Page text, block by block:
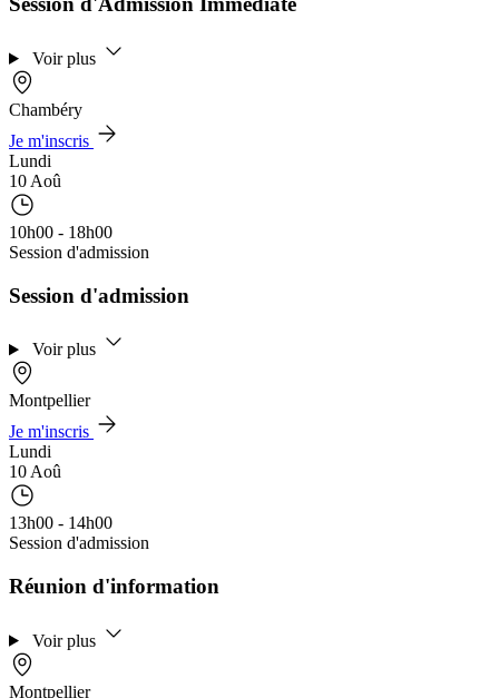
Voir plus
Chambéry
Je m'inscris
Lundi
10 Aoû
10h00 - 18h00
Session d'admission
Session d'admission
Voir plus
Montpellier
Je m'inscris
Lundi
10 Aoû
13h00 - 14h00
Session d'admission
Réunion d'information
Voir plus
Montpellier